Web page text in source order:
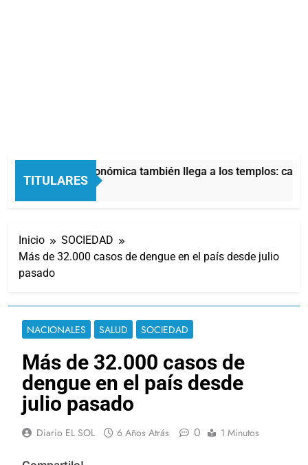
TITULARES
La crisis económica también llega a los templos: casi
1 Hora Atrás
Inicio
SOCIEDAD
Más de 32.000 casos de dengue en el país desde julio
pasado
NACIONALES SALUD SOCIEDAD
Más de 32.000 casos de
dengue en el país desde
julio pasado
Diario EL SOL 6 Años Atrás 0 1 Minutos